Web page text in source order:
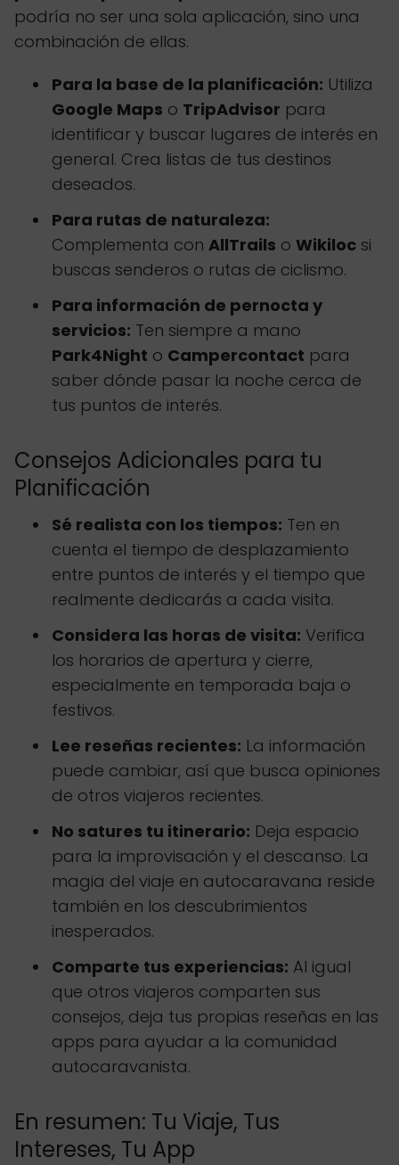
podría no ser una sola aplicación, sino una
combinación de ellas.
Para la base de la planificación: Utiliza
Google Maps o TripAdvisor para
identificar y buscar lugares de interés en
general. Crea listas de tus destinos
deseados.
Para rutas de naturaleza:
Complementa con AllTrails o Wikiloc si
buscas senderos o rutas de ciclismo.
Para información de pernocta y
servicios: Ten siempre a mano
Park4Night o Campercontact para
saber dónde pasar la noche cerca de
tus puntos de interés.
Consejos Adicionales para tu
Planificación
Sé realista con los tiempos: Ten en
cuenta el tiempo de desplazamiento
entre puntos de interés y el tiempo que
realmente dedicarás a cada visita.
Considera las horas de visita: Verifica
los horarios de apertura y cierre,
especialmente en temporada baja o
festivos.
Lee reseñas recientes: La información
puede cambiar, así que busca opiniones
de otros viajeros recientes.
No satures tu itinerario: Deja espacio
para la improvisación y el descanso. La
magia del viaje en autocaravana reside
también en los descubrimientos
inesperados.
Comparte tus experiencias: Al igual
que otros viajeros comparten sus
consejos, deja tus propias reseñas en las
apps para ayudar a la comunidad
autocaravanista.
En resumen: Tu Viaje, Tus
Intereses, Tu App